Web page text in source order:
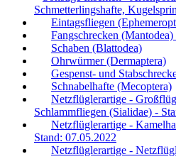
Schmetterlingshafte,
Eintagsfliegen
Fangschrecken
Schaben (Blattodea)
Ohrwürmer (Dermaptera)
Gespenst- und
Schnabelhafte (Mecoptera)
Netzflüglerartige -
Schlammfliegen (Sialidae) -
Netzflüglerartige -
Stand: 07.05.2022
Netzflüglerartige -